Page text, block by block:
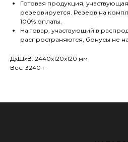
Готовая продукция,
резервируется. Резерв на
100% оплаты.
На товар, участвующий в
распространяются, бонусы не
ДxШxВ: 2440x120x120 мм
Вес: 3240 г